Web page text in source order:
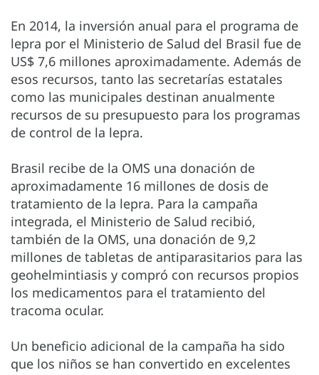
En 2014, la inversión anual para el programa de
lepra por el Ministerio de Salud del Brasil fue de
US$ 7,6 millones aproximadamente. Además de
esos recursos, tanto las secretarías estatales
como las municipales destinan anualmente
recursos de su presupuesto para los programas
de control de la lepra.
Brasil recibe de la OMS una donación de
aproximadamente 16 millones de dosis de
tratamiento de la lepra. Para la campaña
integrada, el Ministerio de Salud recibió,
también de la OMS, una donación de 9,2
millones de tabletas de antiparasitarios para las
geohelmintiasis y compró con recursos propios
los medicamentos para el tratamiento del
tracoma ocular.
Un beneficio adicional de la campaña ha sido
que los niños se han convertido en excelentes